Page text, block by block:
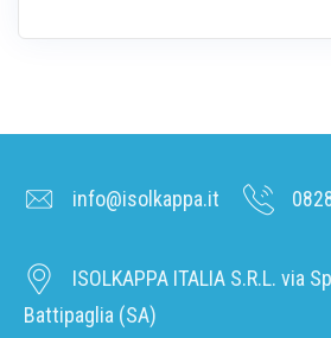
info@isolkappa.it
ISOLKAPPA ITALIA S.R.L. via
Battipaglia (SA)